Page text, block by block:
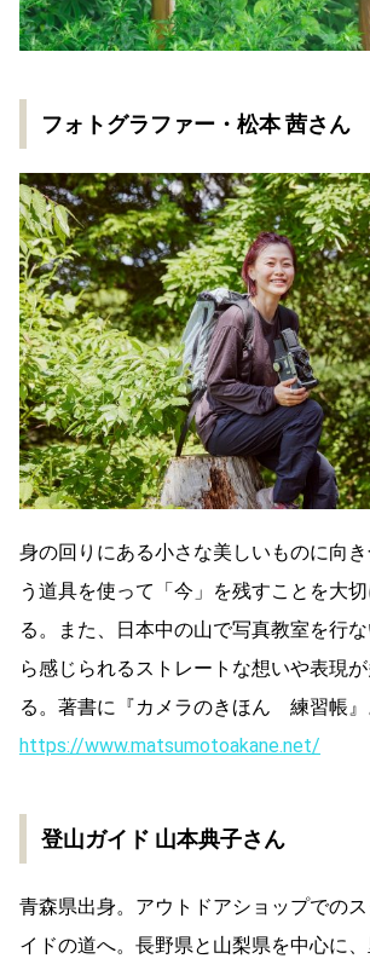
フォトグラファー・松本 茜さん
身の回りにある小さな美しいものに向
う道具を使って「今」を残すことを大
る。また、日本中の山で写真教室を行
ら感じられるストレートな想いや表現
る。著書に『カメラのきほん 練習帳』
https://www.matsumotoakane.net/
登山ガイド 山本典子さん
青森県出身。アウトドアショップでの
イドの道へ。長野県と山梨県を中心に